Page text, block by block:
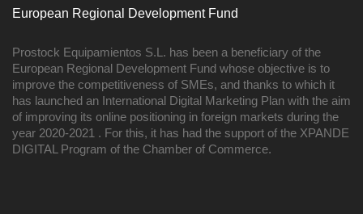
European Regional Development Fund
Prostock Equipamientos S.L. has been a beneficiary of the
European Regional Development Fund whose objective is to
improve the competitiveness of SMEs, and thanks to which it
has launched an International Digital Marketing Plan with the aim
of improving its online positioning in foreign markets during the
year 2020-2021 . For this, it has had the support of the XPANDE
DIGITAL Program of the Chamber of Commerce.